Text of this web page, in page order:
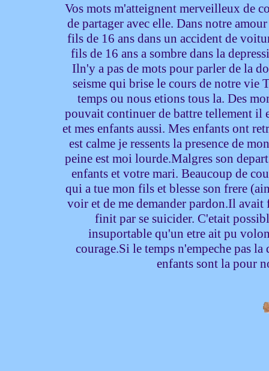
Vos mots m'atteignent merveilleux de
de partager avec elle. Dans notre
fils de 16 ans dans un accident de
fils de 16 ans a sombre dans la
Iln'y a pas de mots pour parler de la
seisme qui brise le cours de notre vie
temps ou nous etions tous la. Des
pouvait continuer de battre tellement il
et mes enfants aussi. Mes enfants ont
est calme je ressents la presence de
peine est moi lourde.Malgres son
enfants et votre mari. Beaucoup de
qui a tue mon fils et blesse son frere
voir et de me demander pardon.Il avait
finit par se suicider. C'etait
insuportable qu'un etre ait pu
courage.Si le temps n'empeche pas
enfants sont la pour